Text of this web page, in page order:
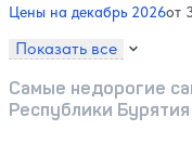
Цены на декабрь 2026от
Показать все
Самые недорогие
Республики